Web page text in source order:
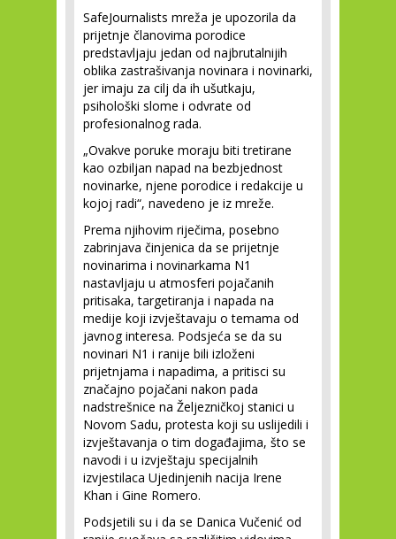
SafeJournalists mreža je upozorila da
prijetnje članovima porodice
predstavljaju jedan od najbrutalnijih
oblika zastrašivanja novinara i novinarki,
jer imaju za cilj da ih ušutkaju,
psihološki slome i odvrate od
profesionalnog rada.
„Ovakve poruke moraju biti tretirane
kao ozbiljan napad na bezbjednost
novinarke, njene porodice i redakcije u
kojoj radi“, navedeno je iz mreže.
Prema njihovim riječima, posebno
zabrinjava činjenica da se prijetnje
novinarima i novinarkama N1
nastavljaju u atmosferi pojačanih
pritisaka, targetiranja i napada na
medije koji izvještavaju o temama od
javnog interesa. Podsjeća se da su
novinari N1 i ranije bili izloženi
prijetnjama i napadima, a pritisci su
značajno pojačani nakon pada
nadstrešnice na Željezničkoj stanici u
Novom Sadu, protesta koji su uslijedili i
izvještavanja o tim događajima, što se
navodi i u izvještaju specijalnih
izvjestilaca Ujedinjenih nacija Irene
Khan i Gine Romero.
Podsjetili su i da se Danica Vučenić od